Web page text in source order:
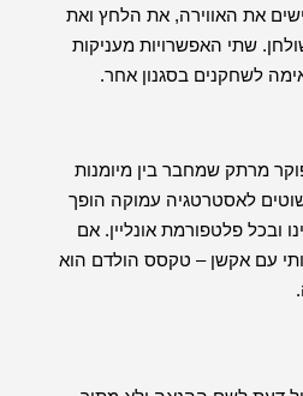
את האווירה, את הלחץ ואת
שתי האפשרויות מעניקות
לשחקנים בסגנון אחר.
מרתק שמחבר בין מיומנות
לאסטרטגיה עמוקה הופך
ובכל פלטפורמת אונליין. אם
עם אקשן – טקסס הולדם הוא